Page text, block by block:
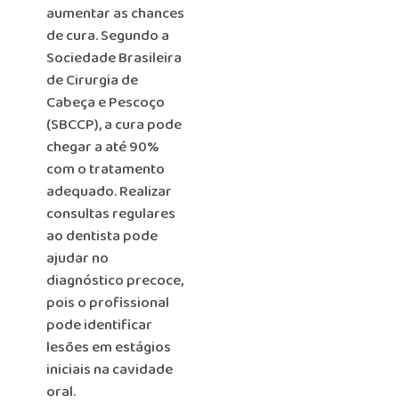
aumentar as chances
de cura. Segundo a
Sociedade Brasileira
de Cirurgia de
Cabeça e Pescoço
(SBCCP), a cura pode
chegar a até 90%
com o tratamento
adequado. Realizar
consultas regulares
ao dentista pode
ajudar no
diagnóstico precoce,
pois o profissional
pode identificar
lesões em estágios
iniciais na cavidade
oral.